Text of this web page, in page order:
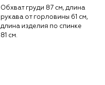
Обхват груди 87 см, длина
рукава от горловины 61 см,
длина изделия по спинке
81 см.